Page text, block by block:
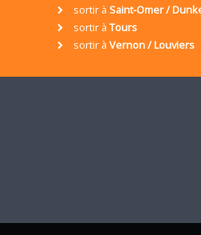
sortir à Saint-Omer /
sortir à Tours
sortir à Vernon / Louviers